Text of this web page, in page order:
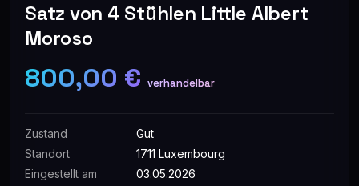
Satz von 4 Stühlen Little Albert
Moroso
800,00 € verhandelbar
Zustand
Gut
Standort
1711 Luxembourg
Eingestellt am
03.05.2026